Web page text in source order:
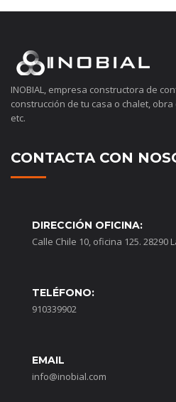
INOBIAL, empresa constructora de
construcción de tu casa o chalet,
etc.
CONTACTA CON
DIRECCIÓN OFICINA:
Calle Chile 10, oficina 125. 28290
TELÉFONO:
910339902
EMAIL
info@inobial.com